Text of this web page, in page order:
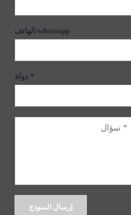
الهاتف/whatsapp
دولة *